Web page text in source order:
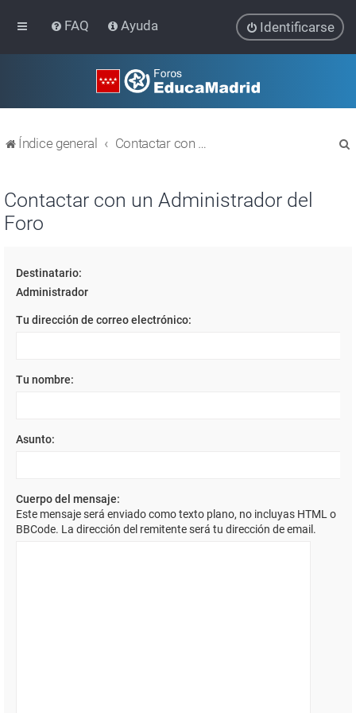
FAQ Ayuda Identificarse
Índice general Contactar con un Administrador del Foro
Contactar con un Administrador del
Foro
Destinatario:
Administrador
Tu dirección de correo electrónico:
Tu nombre:
Asunto:
Cuerpo del mensaje:
Este mensaje será enviado como texto plano, no incluyas HTML o
BBCode. La dirección del remitente será tu dirección de email.